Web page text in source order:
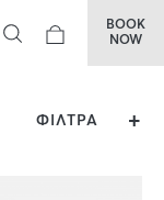
BOOK
NOW
ΦΙΛΤΡΑ